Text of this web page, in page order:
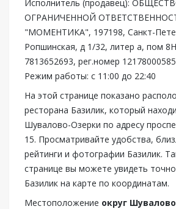
Исполнитель (продавец):
ОГРАНИЧЕННОЙ
"МОМЕНТИКА", 197198, Санкт-
Ропшинская, д 1/32, литер а, пом
7813652693, рег.номер
Режим работы: с 11:00 до 22:40
На этой странице показано
ресторана Базилик, который
Шувалово-Озерки по адресу
15. Просматривайте удобства,
рейтинги и фотографии Базилик.
странице вы можете увидеть
Базилик на карте по координатам.
Местоположение округ